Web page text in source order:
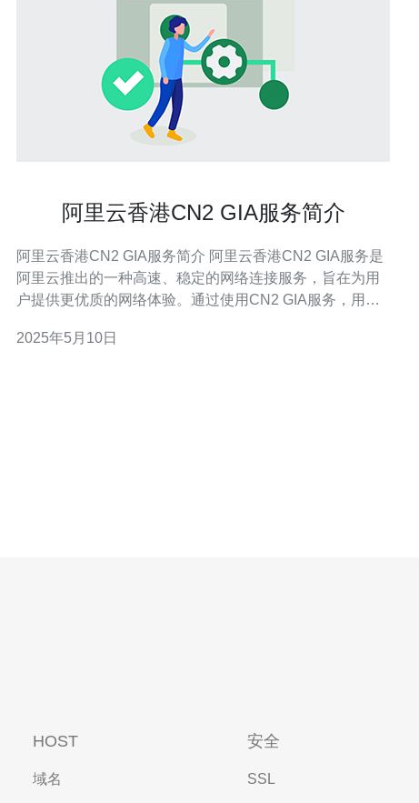
阿里云香港CN2 GIA服务简介
阿里云香港CN2 GIA服务简介 阿里云香港CN2 GIA服务是
阿里云推出的一种高速、稳定的网络连接服务，旨在为用
户提供更优质的网络体验。通过使用CN2 GIA服务，用户
络应用的性能和稳定性。 1. 高速连接：CN2 GIA服务采用
2025年5月10日
HOST
域名
安全
SSL